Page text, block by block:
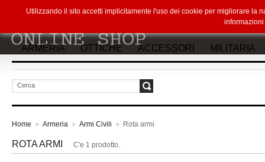
ARMERIA OTTICHE ACCESSORI MILITARIA
Home > Armeria > Armi Civili > Rota armi
ROTA ARMI C'e 1 prodotto.
Utilizzando il sito accetti implicitamente l'uso dei cookie per migliorare la
informazioni